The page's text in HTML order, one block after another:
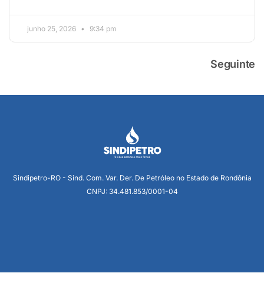
junho 25, 2026 9:34 pm
Seguinte
Sindipetro-RO - Sind. Com. Var. Der. De Petróleo no Estado de Rondônia
CNPJ: 34.481.853/0001-04